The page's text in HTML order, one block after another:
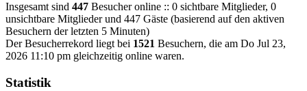
Insgesamt sind 447 Besucher online :: 0 sichtbare Mitglieder, 0
unsichtbare Mitglieder und 447 Gäste (basierend auf den aktiven
Besuchern der letzten 5 Minuten)
Der Besucherrekord liegt bei 1521 Besuchern, die am Do Jul 23,
2026 11:10 pm gleichzeitig online waren.
Statistik